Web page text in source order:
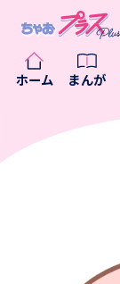
ホーム まんが